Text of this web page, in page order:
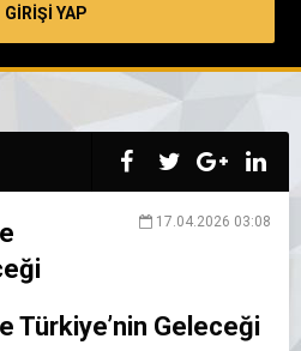
GİRİŞİ YAP
17.04.2026 03:08
Türkiye’nin Geleceği